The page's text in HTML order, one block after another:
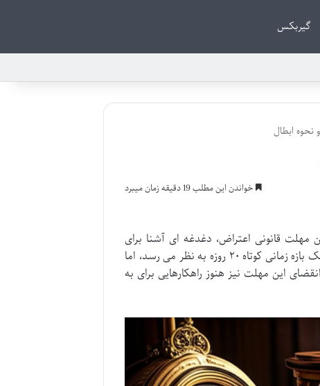
گیربکس
نحوه ابطال
خواندن این مطلب 19 دقیقه زمان میبرد
مهلت قانونی اعتراض، دغدغه ای آشنا برای
در نگاه اول، محدود به یک بازه زمانی کوتاه ۲۰ روزه به نظر می رسد، اما
این مهلت نیز هنوز راهکارهایی برای به